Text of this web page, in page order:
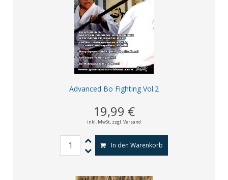
Advanced Bo Fighting Vol.2
19,99 €
inkl. MwSt, zzgl. Versand
In den Warenkorb